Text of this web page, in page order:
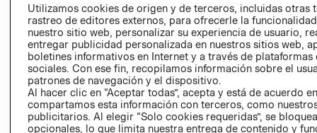
RELACIÓN CON
INVERSIONISTAS
POLÍTICA
EMPRESARIAL
- RETIRO EN
TIENDA
TÉRMINOS Y
CONDICIONES
AVISO DE
PRIVACIDAD
GIFT CARD
Utilizamos cookies de origen y de terceros, incluidas otras
rastreo de editores externos, para ofrecerle la
nuestro sitio web, personalizar su experiencia de usuario,
entregar publicidad personalizada en nuestros sitios web,
boletines informativos en Internet y a través de plataformas
sociales. Con ese fin, recopilamos información sobre el
patrones de navegación y el dispositivo.
Al hacer clic en “Aceptar todas”, acepta y está de acuerdo
compartamos esta información con terceros, como
publicitarios. Al elegir “Solo cookies requeridas”, se
opcionales, lo que limita nuestra entrega de contenido y